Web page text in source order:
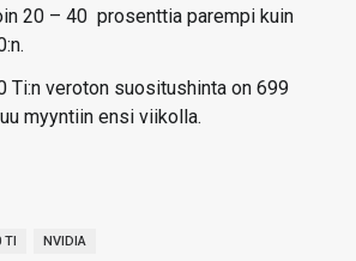
20 – 40 prosenttia parempi kuin
Ti:n veroton suositushinta on 699
myyntiin ensi viikolla.
TI NVIDIA